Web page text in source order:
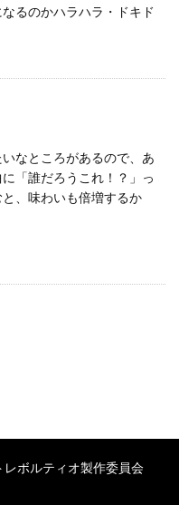
るのかハラハラ・ドキド
なところがあるので、あ
「誰だろうこれ！？」っ
、味わいも倍増するか
ボルティオ製作委員会